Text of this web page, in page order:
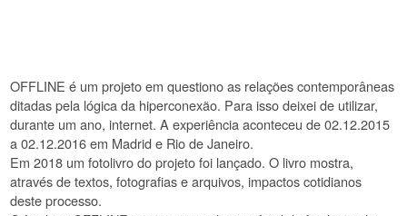
OFFLINE é um projeto em questiono as relações contemporâneas
ditadas pela lógica da hiperconexão. Para isso deixei de utilizar,
durante um ano, internet. A experiência aconteceu de 02.12.2015
a 02.12.2016 em Madrid e Rio de Janeiro.
Em 2018 um fotolivro do projeto foi lançado. O livro mostra,
através de textos, fotografias e arquivos, impactos cotidianos
deste processo.